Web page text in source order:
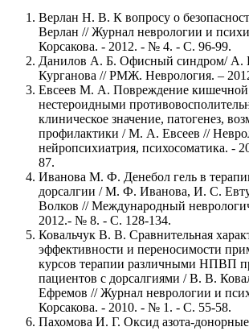
Верлан Н. В. К вопросу о
Верлан // Журнал неврологии и
Корсакова. - 2012. - № 4. - С. 96-99.
Данилов А. Б. Офисный синдром/
Курганова // РМЖ. Неврология. –
Евсеев М. А. Повреждение кишечной
нестероидными
клиническое значение, патогенез,
профилактики / М. А. Евсеев //
нейропсихиатрия, психосоматика. -
87.
Иванова М. Ф. Денебол гель в
дорсалгии / М. Ф. Иванова, И. С.
Волков // Международный
2012.- № 8. - С. 128-134.
Ковальчук В. В. Сравнительная
эффективности и переносимости
курсов терапии различными НПВП
пациентов с дорсалгиями / В. В.
Ефремов // Журнал неврологии и
Корсакова. - 2010. - № 1. - С. 55-58.
Пахомова И. Г. Оксид азота-